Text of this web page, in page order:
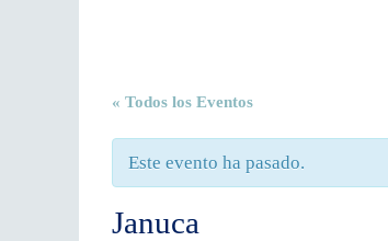
« Todos los Eventos
Este evento ha pasado.
Januca